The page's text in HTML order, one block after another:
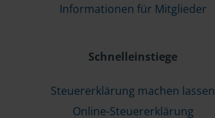
Informationen für Mitglieder
Schnelleinstiege
Steuererklärung machen lassen
Online-Steuererklärung